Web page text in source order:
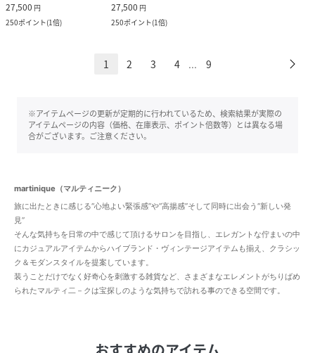
27,500 円
250ポイント(1倍)
27,500 円
250ポイント(1倍)
1 2 3 4 ... 9
※アイテムページの更新が定期的に行われているため、検索結果が実際の
アイテムページの内容（価格、在庫表示、ポイント倍数等）とは異なる場
合がございます。ご注意ください。
martinique（マルティニーク）
旅に出たときに感じる“心地よい緊張感”や“高揚感”そして同時に出会う“新しい発
見”
そんな気持ちを日常の中で感じて頂けるサロンを目指し、エレガントな佇まいの中
にカジュアルアイテムからハイブランド・ヴィンテージアイテムも揃え、クラシッ
ク＆モダンスタイルを提案しています。
装うことだけでなく好奇心を刺激する雑貨など、さまざまなエレメントがちりばめ
られたマルティ二－クは宝探しのような気持ちで訪れる事のできる空間です。